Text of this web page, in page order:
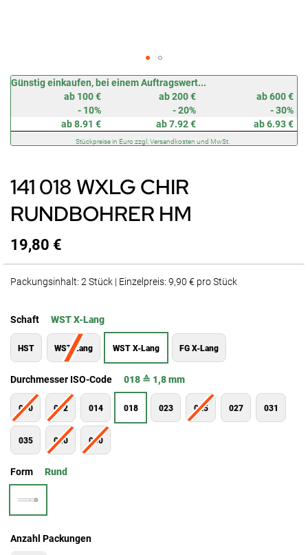
Günstig einkaufen, bei einem Auftragswert...
ab 100 €
ab 200 €
ab 600 €
- 10%
- 20%
- 30%
ab 8.91 €
ab 7.92 € ab 6.93 €
Stückpreise in Euro zzgl. Versandkosten und MwSt.
141 018 WXLG CHIR
RUNDBOHRER HM
19,80 €
Packungsinhalt: 2 Stück | Einzelpreis: 9,90 € pro Stück
Schaft WST X-Lang
HST WST Lang WST X-Lang FG X-Lang
Durchmesser ISO-Code 018 ≙ 1,8 mm
010 012 014 018 023 025 027 031
035 040 050
Form Rund
Anzahl Packungen
Zum
Anfang
springen